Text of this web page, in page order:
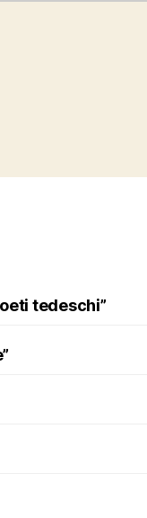
tedeschi”